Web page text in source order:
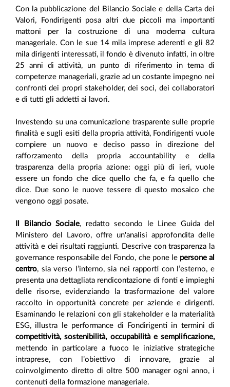
Con la pubblicazione del Bilancio Sociale e della Carta dei
Valori, Fondirigenti posa altri due piccoli ma importanti
mattoni per la costruzione di una moderna cultura
manageriale. Con le sue 14 mila imprese aderenti e gli 82
mila dirigenti interessati, il fondo è divenuto infatti, in oltre
25 anni di attività, un punto di riferimento in tema di
competenze manageriali, grazie ad un costante impegno nei
confronti dei propri stakeholder, dei soci, dei collaboratori
e di tutti gli addetti ai lavori.
Investendo su una comunicazione trasparente sulle proprie
finalità e sugli esiti della propria attività, Fondirigenti vuole
compiere un nuovo e deciso passo in direzione del
rafforzamento della propria accountability e della
trasparenza della propria azione: oggi più di ieri, vuole
essere un fondo che dice quello che fa, e fa quello che
dice. Due sono le nuove tessere di questo mosaico che
vengono oggi posate.
Il Bilancio Sociale, redatto secondo le Linee Guida del
Ministero del Lavoro, offre un'analisi approfondita delle
attività e dei risultati raggiunti. Descrive con trasparenza la
governance responsabile del Fondo, che pone le persone al
centro, sia verso l’interno, sia nei rapporti con l’esterno, e
presenta una dettagliata rendicontazione di fonti e impieghi
delle risorse, evidenziando la trasformazione del valore
raccolto in opportunità concrete per aziende e dirigenti.
Esaminando le relazioni con gli stakeholder e la materialità
ESG, illustra le performance di Fondirigenti in termini di
competitività, sostenibilità, occupabilità e semplificazione,
mettendo in particolare a fuoco le iniziative strategiche
intraprese, con l’obiettivo di innovare, grazie al
coinvolgimento diretto di oltre 500 manager ogni anno, i
contenuti della formazione manageriale.